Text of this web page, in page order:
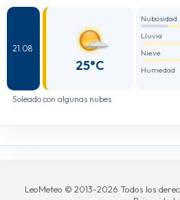
21.08
25°C
Nubosidad
Lluvia
Nieve
Humedad
Soleado con algunas nubes
LeoMeteo © 2013-2026 Todos los